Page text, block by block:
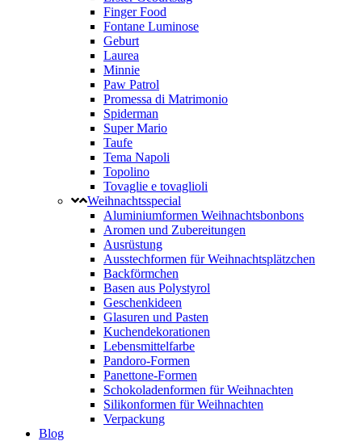
Finger Food
Fontane Luminose
Geburt
Laurea
Minnie
Paw Patrol
Promessa di Matrimonio
Spiderman
Super Mario
Taufe
Tema Napoli
Topolino
Tovaglie e tovaglioli
Weihnachtsspecial
Aluminiumformen Weihnachtsbonbons
Aromen und Zubereitungen
Ausrüstung
Ausstechformen für Weihnachtsplätzchen
Backförmchen
Basen aus Polystyrol
Geschenkideen
Glasuren und Pasten
Kuchendekorationen
Lebensmittelfarbe
Pandoro-Formen
Panettone-Formen
Schokoladenformen für Weihnachten
Silikonformen für Weihnachten
Verpackung
Blog